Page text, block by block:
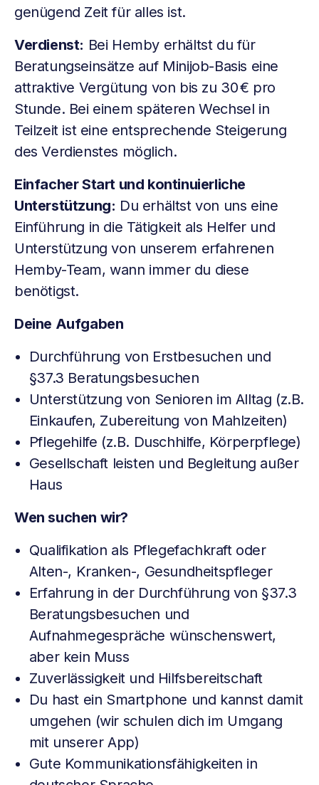
genügend Zeit für alles ist.
Verdienst: Bei Hemby erhältst du für
Beratungseinsätze auf Minijob-Basis eine
attraktive Vergütung von bis zu 30 € pro
Stunde. Bei einem späteren Wechsel in
Teilzeit ist eine entsprechende Steigerung
des Verdienstes möglich.
Einfacher Start und kontinuierliche
Unterstützung: Du erhältst von uns eine
Einführung in die Tätigkeit als Helfer und
Unterstützung von unserem erfahrenen
Hemby-Team, wann immer du diese
benötigst.
Deine Aufgaben
Durchführung von Erstbesuchen und
§37.3 Beratungsbesuchen
Unterstützung von Senioren im Alltag (z.B.
Einkaufen, Zubereitung von Mahlzeiten)
Pflegehilfe (z.B. Duschhilfe, Körperpflege)
Gesellschaft leisten und Begleitung außer
Haus
Wen suchen wir?
Qualifikation als Pflegefachkraft oder
Alten-, Kranken-, Gesundheitspfleger
Erfahrung in der Durchführung von §37.3
Beratungsbesuchen und
Aufnahmegespräche wünschenswert,
aber kein Muss
Zuverlässigkeit und Hilfsbereitschaft
Du hast ein Smartphone und kannst damit
umgehen (wir schulen dich im Umgang
mit unserer App)
Gute Kommunikationsfähigkeiten in